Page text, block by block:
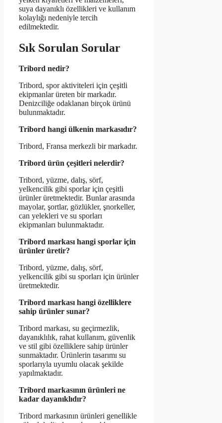
suya dayanıklı özellikleri ve kullanım
kolaylığı nedeniyle tercih
edilmektedir.
Sık Sorulan Sorular
Tribord nedir?
Tribord, spor aktiviteleri için çeşitli
ekipmanlar üreten bir markadır.
Denizciliğe odaklanan birçok ürünü
bulunmaktadır.
Tribord hangi ülkenin markasıdır?
Tribord, Fransa merkezli bir markadır.
Tribord ürün çeşitleri nelerdir?
Tribord, yüzme, dalış, sörf,
yelkencilik gibi sporlar için çeşitli
ürünler üretmektedir. Bunlar arasında
mayolar, şortlar, gözlükler, şnorkeller,
can yelekleri ve su sporları
ekipmanları bulunmaktadır.
Tribord markası hangi sporlar için
ürünler üretir?
Tribord, yüzme, dalış, sörf,
yelkencilik gibi su sporları için ürünler
üretmektedir.
Tribord markası hangi özelliklere
sahip ürünler sunar?
Tribord markası, su geçirmezlik,
dayanıklılık, rahat kullanım, güvenlik
ve stil gibi özelliklere sahip ürünler
sunmaktadır. Ürünlerin tasarımı su
sporlarıyla uyumlu olacak şekilde
yapılmaktadır.
Tribord markasının ürünleri ne
kadar dayanıklıdır?
Tribord markasının ürünleri genellikle